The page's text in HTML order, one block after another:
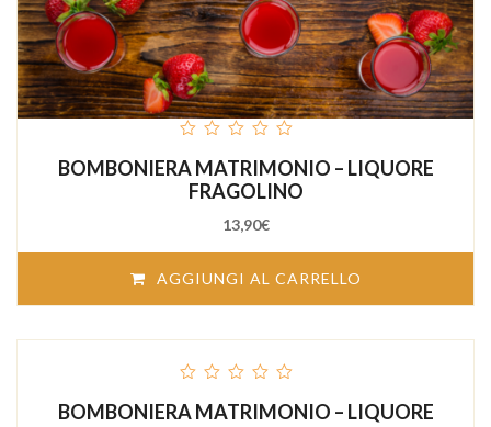
of
5
BOMBONIERA MATRIMONIO – LIQUORE
FRAGOLINO
13,90€
AGGIUNGI AL CARRELLO
of
BOMBONIERA MATRIMONIO – LIQUORE